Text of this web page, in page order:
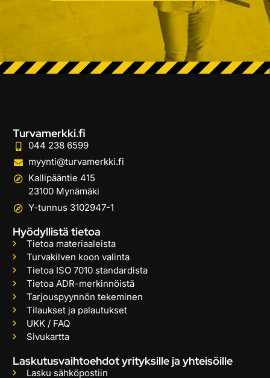
Turvamerkki.fi
044 238 6599
myynti@turvamerkki.fi
Kallipääntie 415
23100 Mynämäki
Y-tunnus 3102947-1
Hyödyllistä tietoa
Tietoa materiaaleista
Turvakilven koon valinta
Tietoa ISO 7010 standardista
Tietoa ADR-merkinnöistä
Tarjouspyynnön tekeminen
Tilaukset ja palautukset
UKK / FAQ
Sivukartta
Laskutusvaihtoehdot yrityksille ja yhteisöille
Lasku sähköpostiin